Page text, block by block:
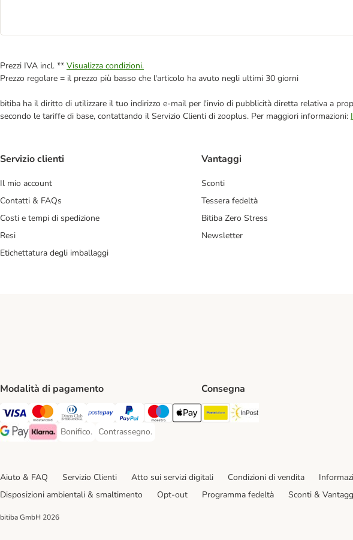
Prezzi IVA incl. ** Visualizza condizioni.
Prezzo regolare = il prezzo più basso che l'articolo ha avuto negli ultimi 30 giorni
bitiba ha il diritto di utilizzare il tuo indirizzo e-mail per l'invio di pubblicità diretta relativa a
secondo le tariffe di base, contattando il Servizio Clienti di zooplus. Per maggiori informazioni:
Servizio clienti
Il mio account
Contatti & FAQs
Costi e tempi di spedizione
Resi
Etichettatura degli imballaggi
Vantaggi
Sconti
Tessera fedeltà
Bitiba Zero Stress
Newsletter
Modalità di pagamento
Visa. Payment Method
Mastercard. Payment Method
Diners Club. Payment Method
Postepay. Payment Method
PayPal. Payment Method
Maestro. Payment Method
Apple pay. Payment Method
Google Pay Payment Method
Klarna Payment Method
Bonifico.
Bonifico. Payment Method
Contrassegno.
Contrassegno. Payment Method
Consegna
Poste Italiane. Shipping Method
Aiuto & FAQ Servizio Clienti Atto sui servizi digitali Condizioni di vendita
Disposizioni ambientali & smaltimento
Opt-out Programma fedeltà Sconti &
bitiba GmbH 2026